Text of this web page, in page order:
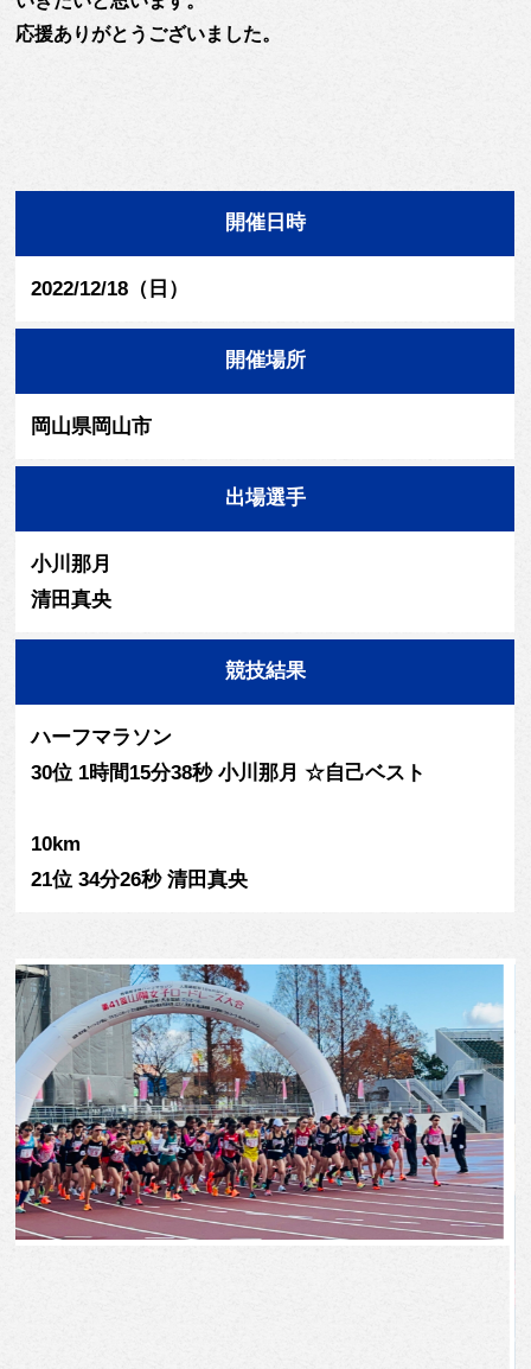
応援ありがとうございました。
開催日時
2022/12/18（日）
開催場所
岡山県岡山市
出場選手
小川那月
清田真央
競技結果
ハーフマラソン
30位 1時間15分38秒 小川那月 ☆自己ベスト
10km
21位 34分26秒 清田真央